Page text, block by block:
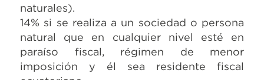
naturales).
14% si se realiza a un sociedad o persona
natural que en cualquier nivel esté en
paraíso fiscal, régimen de menor
imposición y él sea residente fiscal